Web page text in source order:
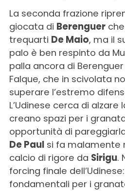
La seconda frazione
giocata di Berenguerche
trequarti De Maio, ma il
palo è ben respinto da
palla ancora di
Falque, che in scivolata
superare l’estremo
L’Udinese cerca di alzare
creano spazi per i
opportunità di
De Paulsi fa malamente
calcio di rigore da Sirigu.
forcing finale
fondamentali per i